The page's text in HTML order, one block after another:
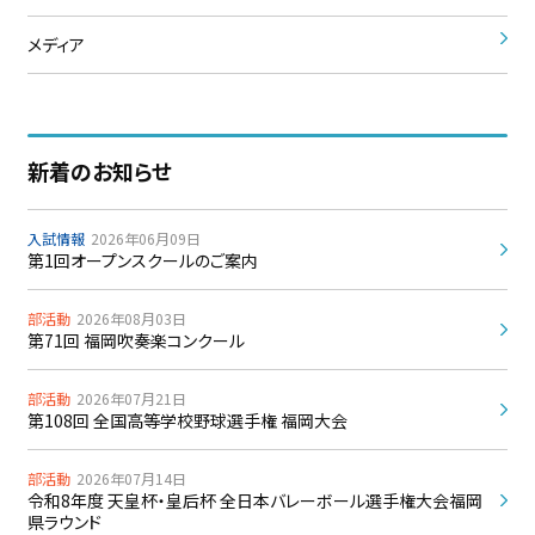
メディア
新着のお知らせ
入試情報 2026年06月09日
第1回オープンスクールのご案内
部活動 2026年08月03日
第71回 福岡吹奏楽コンクール
部活動 2026年07月21日
第108回 全国高等学校野球選手権 福岡大会
部活動 2026年07月14日
令和8年度 天皇杯・皇后杯 全日本バレーボール選手権大会福岡
県ラウンド